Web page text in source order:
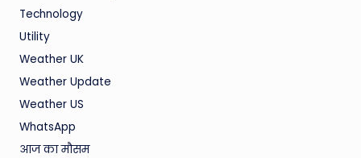
Technology
Utility
Weather UK
Weather Update
Weather US
WhatsApp
आज का मौसम